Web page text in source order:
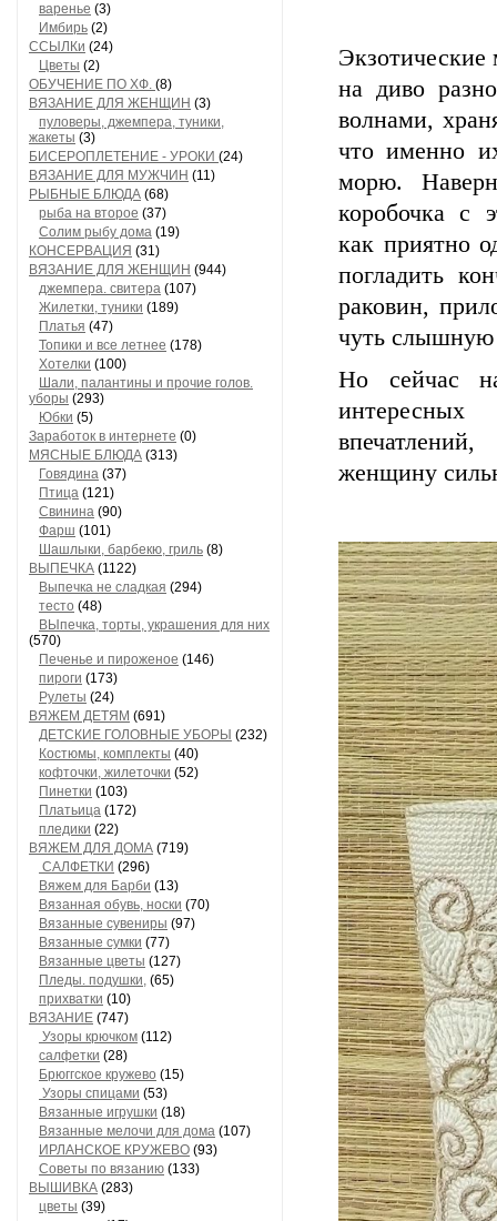
варенье (3)
Имбирь (2)
ССЫЛКи (24)
Цветы (2)
ОБУЧЕНИЕ ПО ХФ. (8)
ВЯЗАНИЕ ДЛЯ ЖЕНЩИН (3)
пуловеры, джемпера, туники,
жакеты (3)
БИСЕРОПЛЕТЕНИЕ - УРОКИ (24)
ВЯЗАНИЕ ДЛЯ МУЖЧИН (11)
РЫБНЫЕ БЛЮДА (68)
рыба на второе (37)
Солим рыбу дома (19)
КОНСЕРВАЦИЯ (31)
ВЯЗАНИЕ ДЛЯ ЖЕНЩИН (944)
джемпера. свитера (107)
Жилетки, туники (189)
Платья (47)
Топики и все летнее (178)
Хотелки (100)
Шали, палантины и прочие голов.
уборы (293)
Юбки (5)
Заработок в интернете (0)
МЯСНЫЕ БЛЮДА (313)
Говядина (37)
Птица (121)
Свинина (90)
Фарш (101)
Шашлыки, барбекю, гриль (8)
ВЫПЕЧКА (1122)
Выпечка не сладкая (294)
тесто (48)
ВЫпечка, торты, украшения для них
(570)
Печенье и пироженое (146)
пироги (173)
Рулеты (24)
ВЯЖЕМ ДЕТЯМ (691)
ДЕТСКИЕ ГОЛОВНЫЕ УБОРЫ (232)
Костюмы, комплекты (40)
кофточки, жилеточки (52)
Пинетки (103)
Платьица (172)
пледики (22)
ВЯЖЕМ ДЛЯ ДОМА (719)
САЛФЕТКИ (296)
Вяжем для Барби (13)
Вязанная обувь, носки (70)
Вязанные сувениры (97)
Вязанные сумки (77)
Вязанные цветы (127)
Пледы. подушки, (65)
прихватки (10)
ВЯЗАНИЕ (747)
Узоры крючком (112)
салфетки (28)
Брюггское кружево (15)
Узоры спицами (53)
Вязанные игрушки (18)
Вязанные мелочи для дома (107)
ИРЛАНСКОЕ КРУЖЕВО (93)
Советы по вязанию (133)
ВЫШИВКА (283)
цветы (39)
на диво
волнами,
что именно
морю.
коробочка с
как приятно
погладить
раковин,
чуть слышную
Но сейчас
женщину